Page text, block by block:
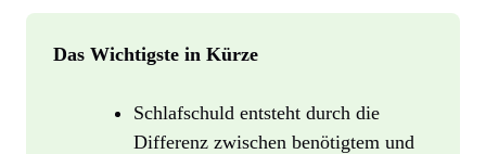
Das Wichtigste in Kürze
Schlafschuld entsteht durch die
Differenz zwischen benötigtem und